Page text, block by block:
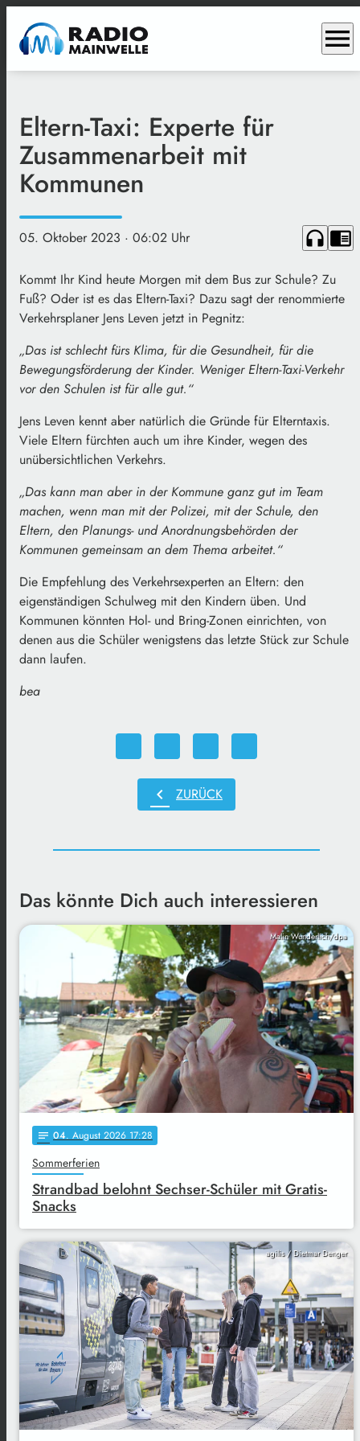
menu
Eltern-Taxi: Experte für
Zusammenarbeit mit
Kommunen
05. Oktober 2023 · 06:02 Uhr headphones chrome_reader_mode
Kommt Ihr Kind heute Morgen mit dem Bus zur Schule? Zu
Fuß? Oder ist es das Eltern-Taxi? Dazu sagt der renommierte
Verkehrsplaner Jens Leven jetzt in Pegnitz:
„Das ist schlecht fürs Klima, für die Gesundheit, für die
Bewegungsförderung der Kinder. Weniger Eltern-Taxi-Verkehr
vor den Schulen ist für alle gut.“
Jens Leven kennt aber natürlich die Gründe für Elterntaxis.
Viele Eltern fürchten auch um ihre Kinder, wegen des
unübersichtlichen Verkehrs.
„Das kann man aber in der Kommune ganz gut im Team
machen, wenn man mit der Polizei, mit der Schule, den
Eltern, den Planungs- und Anordnungsbehörden der
Kommunen gemeinsam an dem Thema arbeitet.“
Die Empfehlung des Verkehrsexperten an Eltern: den
eigenständigen Schulweg mit den Kindern üben. Und
Kommunen könnten Hol- und Bring-Zonen einrichten, von
denen aus die Schüler wenigstens das letzte Stück zur Schule
dann laufen.
bea
chevron_left ZURÜCK
Das könnte Dich auch interessieren
Malin Wunderlich/dpa
notes 04. August 2026 17:28
Sommerferien
Strandbad belohnt Sechser-Schüler mit Gratis-
Snacks
agilis / Dietmar Denger